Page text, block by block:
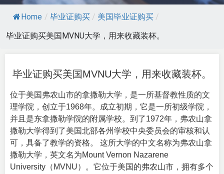
Home / 毕业证购买 / 美国毕业证购买 /
毕业证购买美国MVNU大学，用来收藏装杯。
毕业证购买美国MVNU大学，用来收藏装杯。
位于美国弗农山市的拿撒勒大学，是一所基督教性质的文
理学院，创立于1968年。成立初期，它是一所初级学院，
并且是东拿撒勒学院的附属学校。到了1972年，弗农山拿
撒勒大学得到了美国北部各州学校中央委员会的审核和认
可，具备了教学的资格。 这所大学的中文名称为弗农山拿
撒勒大学，英文名为Mount Vernon Nazarene
University（ MVNU）。它位于美国的弗农山市，拥有多个